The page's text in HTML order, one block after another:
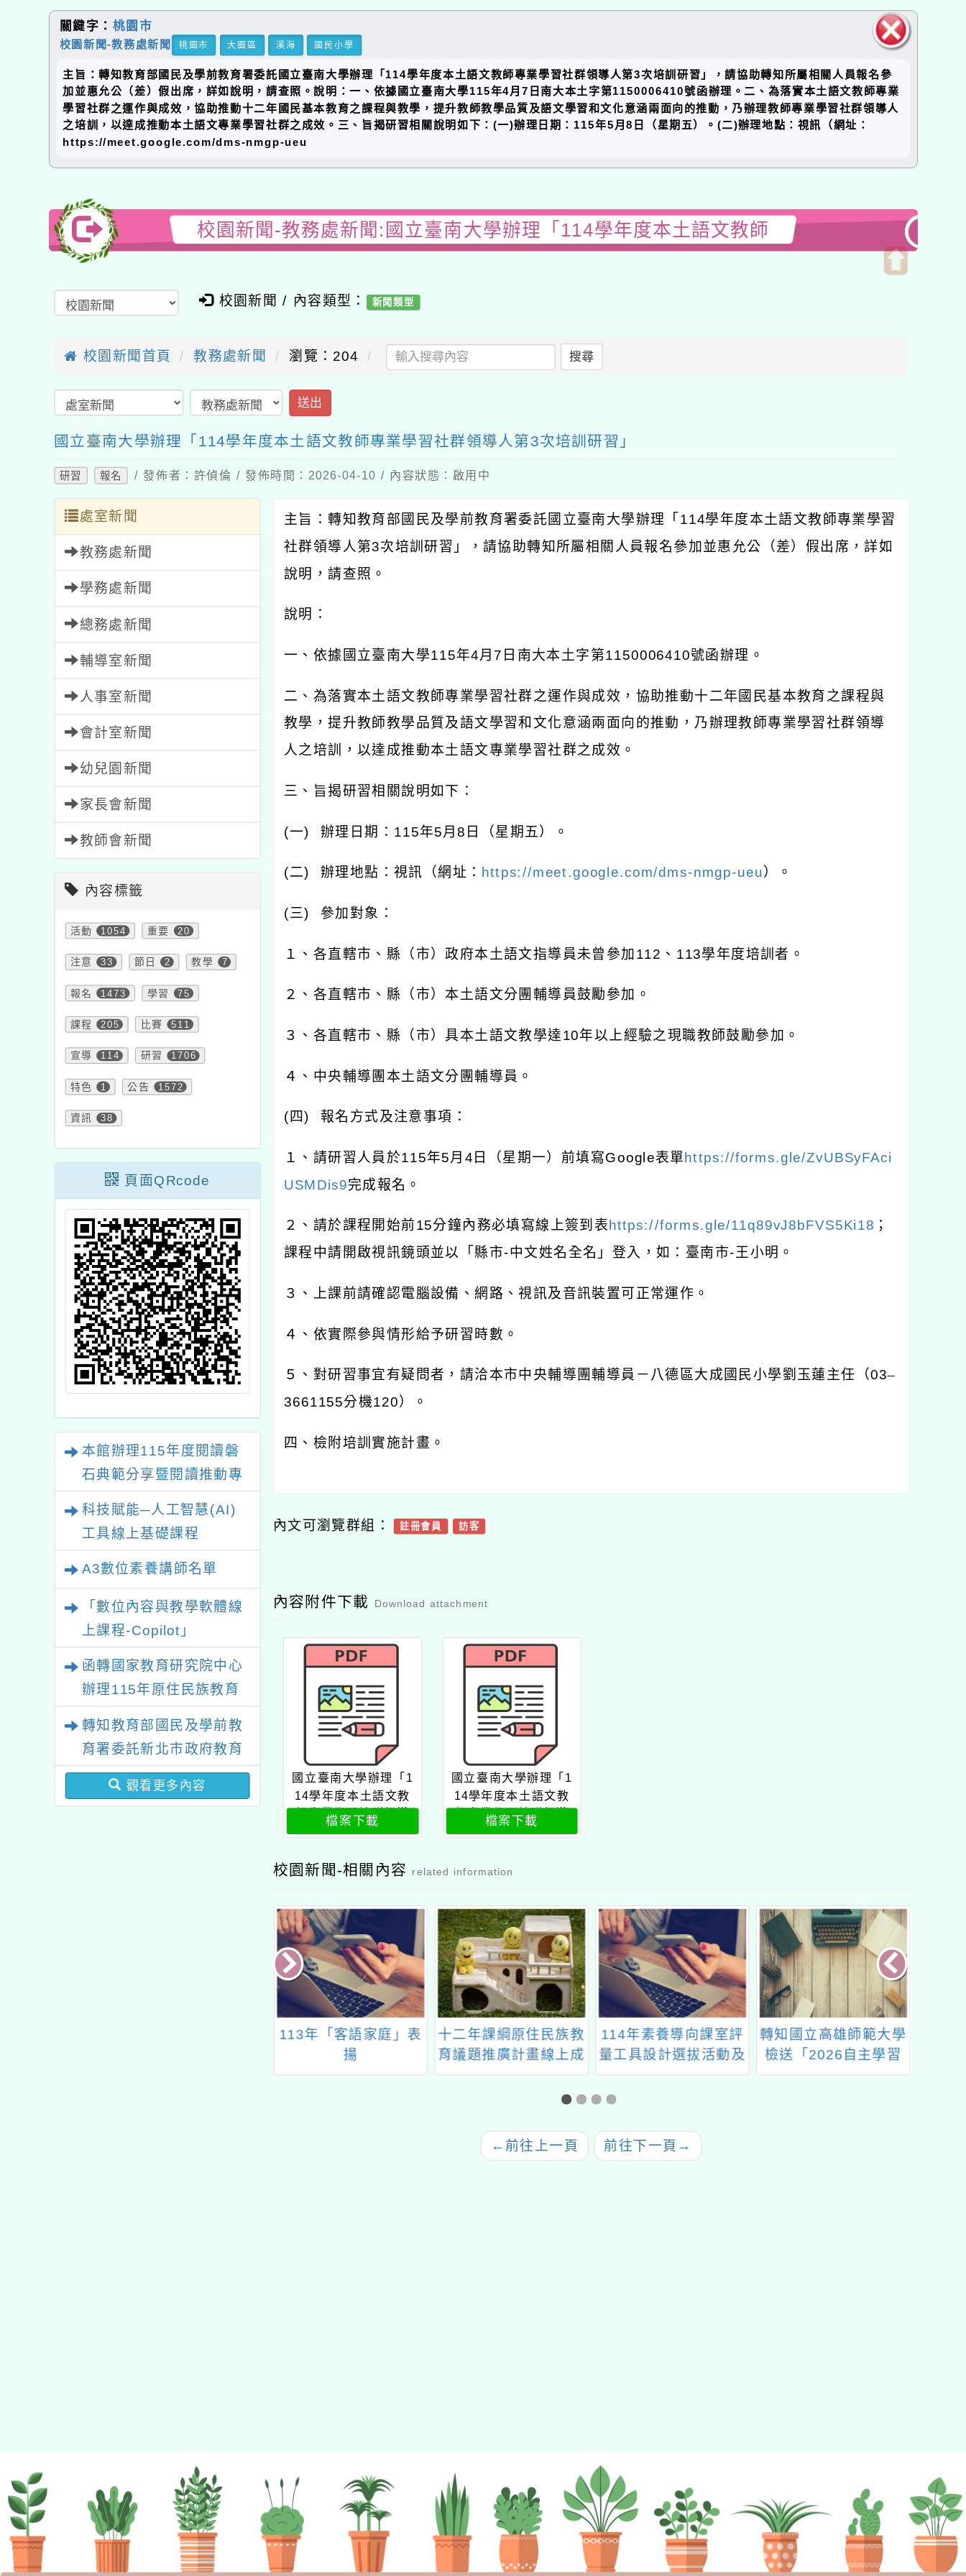
塊
關鍵字： 桃園市
校園新聞-教務處新聞 桃園市 大園區 溪海 國民小學
主旨：轉知教育部國民及學前教育署委託國立臺南大學辦理「114學年度本土語文教師專業學習社群領導人第3次培訓研習」，請協助轉知所屬相關人員報名參
加並惠允公（差）假出席，詳如說明，請查照。說明：一、依據國立臺南大學115年4月7日南大本土字第1150006410號函辦理。二、為落實本土語文教師專業
學習社群之運作與成效，協助推動十二年國民基本教育之課程與教學，提升教師教學品質及語文學習和文化意涵兩面向的推動，乃辦理教師專業學習社群領導人
之培訓，以達成推動本土語文專業學習社群之成效。三、旨揭研習相關說明如下：(一)辦理日期：115年5月8日（星期五）。(二)辦理地點：視訊（網址：
https://meet.google.com/dms-nmgp-ueu
校園新聞-教務處新聞:國立臺南大學辦理「114學年度本土語文教師
校園新聞 / 內容類型： 新聞類型
校園新聞首頁 教務處新聞 瀏覽：204 搜尋
送出
國立臺南大學辦理「114學年度本土語文教師專業學習社群領導人第3次培訓研習」
研習 報名 / 發佈者：許偵倫 / 發佈時間：2026-04-10 / 內容狀態：啟用中
處室新聞
教務處新聞
學務處新聞
總務處新聞
輔導室新聞
人事室新聞
會計室新聞
幼兒園新聞
家長會新聞
教師會新聞
內容標籤
活動 1054 重要 20
注意 33 節日 2 教學 7
報名 1473 學習 75
課程 205 比賽 511
宣導 114 研習 1706
特色 1 公告 1572
資訊 38
頁面QRcode
本館辦理115年度閱讀磐
石典範分享暨閱讀推動專
業研習
科技賦能─人工智慧(AI)
工具線上基礎課程
A3數位素養講師名單
「數位內容與教學軟體線
上課程-Copilot」
函轉國家教育研究院中心
辦理115年原住民族教育
轉知教育部國民及學前教
育署委託新北市政府教育
局辦理「115年度教師專
業成長研習實施計畫－夢
觀看更多內容
主旨：轉知教育部國民及學前教育署委託國立臺南大學辦理「 114學年度本土語文教師專業學習
社群領導人第3次培訓研習」，請協助轉知所屬相關人員報名參加並惠允公（差）假出席，詳如
說明，請查照。
說明：
一、依據國立臺南大學115年4月 7 日南大本土字第1150006410號函辦理。
二、為落實本土語文教師專業學習社群之運作與成效，協助推動十二年國民基本教育之課程與
教學，提升教師教學品質及語文學習和文化意涵兩面向的推動，乃辦理教師專業學習社群領導
人之培訓，以達成推動本土語文專業學習社群之成效。
三、旨揭研習相關說明如下：
(一) 辦理日期： 115年5月8 日（星期五）。
(二) 辦理地點：視訊（網址： https://meet.google.com/dms-nmgp-ueu）。
(三) 參加對象：
１、各直轄市、縣（市）政府本土語文指導員未曾參加112 、 113學年度培訓者。
２、各直轄市、縣（市）本土語文分團輔導員鼓勵參加。
３、各直轄市、縣（市）具本土語文教學達10年以上經驗之現職教師鼓勵參加。
４、中央輔導團本土語文分團輔導員。
( 四) 報名方式及注意事項：
１、請研習人員於115年5月 4 日（星期一）前填寫Google表單 https://forms.gle/ZvUBSyFAci
USMDis9完成報名。
２、請於課程開始前15分鐘內務必填寫線上簽到表 https://forms.gle/11q89vJ8bFVS5Ki18 ；
課程中請開啟視訊鏡頭並以「縣市-中文姓名全名」登入，如：臺南市-王小明。
３、上課前請確認電腦設備、網路、視訊及音訊裝置可正常運作。
４、依實際參與情形給予研習時數。
５、對研習事宜有疑問者，請洽本市中央輔導團輔導員－八德區大成國民小學劉玉蓮主任（03–
3661155分機120）。
四、檢附培訓實施計畫。
內文可瀏覽群組： 註冊會員 訪客
內容附件下載 Download attachment
國立臺南大學辦理「1
14學年度本土語文教
師專業學習社群領導
人第3次培訓研習」公
檔案下載
國立臺南大學辦理「1
14學年度本土語文教
師專業學習社群領導
人第3次培訓研習」實
檔案下載
校園新聞-相關內容 related information
113年「客語家庭」表
揚
十二年課綱原住民族教
育議題推廣計畫線上成
果展
114年素養導向課室評
量工具設計選拔活動及
說明會
轉知國立高雄師範大學
檢送「2026自主學習
節暨AI賦能教與學研討
← 前往上一頁 前往下一頁 →